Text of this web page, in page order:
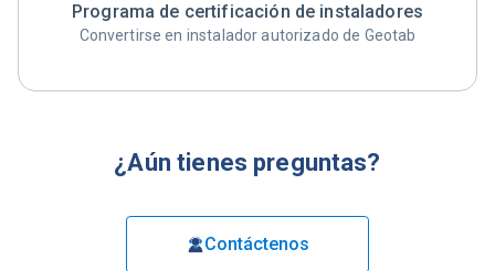
Programa de certificación de instaladores
Convertirse en instalador autorizado de Geotab
¿Aún tienes preguntas?
Contáctenos